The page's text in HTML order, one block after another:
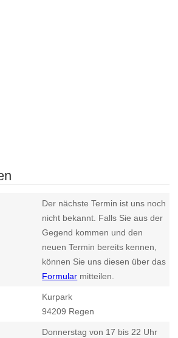
Der nächste Termin ist uns noch
nicht bekannt. Falls Sie aus der
Gegend kommen und den
neuen Termin bereits kennen,
können Sie uns diesen über das
Formular mitteilen.
Kurpark
94209 Regen
Donnerstag von 17 bis 22 Uhr